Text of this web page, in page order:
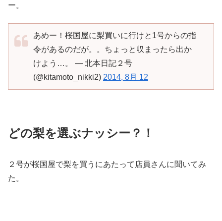
ー。
あめー！桜国屋に梨買いに行けと1号からの指
令があるのだが。。ちょっと収まったら出か
けよう…。 — 北本日記２号
(@kitamoto_nikki2) 2014, 8月 12
どの梨を選ぶナッシー？！
２号が桜国屋で梨を買うにあたって店員さんに聞いてみ
た。